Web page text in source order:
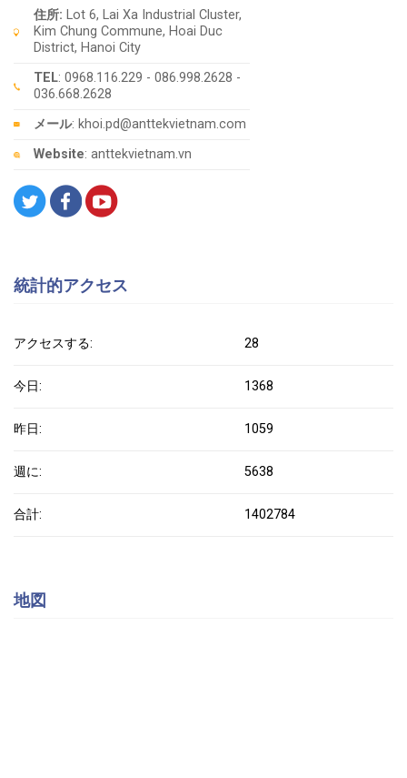
住所: Lot 6, Lai Xa Industrial Cluster,
Kim Chung Commune, Hoai Duc
District, Hanoi City
TEL: 0968.116.229 - 086.998.2628 -
036.668.2628
メール: khoi.pd@anttekvietnam.com
Website: anttekvietnam.vn
統計的アクセス
アクセスする: 28
今日: 1368
昨日: 1059
週に: 5638
合計: 1402784
地図